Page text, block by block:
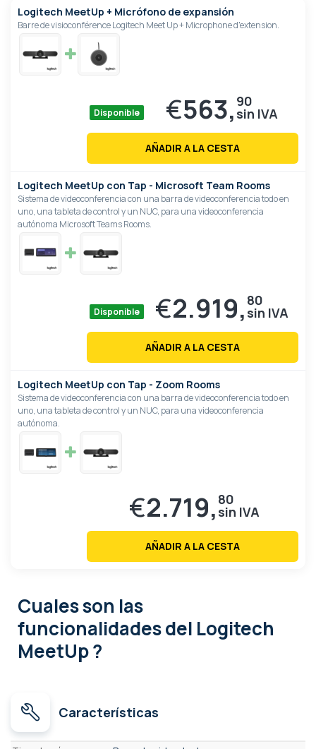
Logitech MeetUp + Micrófono de expansión
Barre de visioconférence Logitech Meet Up + Microphone d'extension.
Disponible €563, 90
AÑADIR A LA CESTA
Logitech MeetUp con Tap - Microsoft Team Rooms
Sistema de videoconferencia con una barra de videoconferencia todo en
uno, una tableta de control y un NUC, para una videoconferencia
autónoma Microsoft Teams Rooms.
Disponible €2.919, 80
AÑADIR A LA CESTA
Logitech MeetUp con Tap - Zoom Rooms
Sistema de videoconferencia con una barra de videoconferencia todo en
uno, una tableta de control y un NUC, para una videoconferencia
autónoma.
€2.719, 80
AÑADIR A LA CESTA
Cuales son las
funcionalidadesdel Logitech
MeetUp ?
Características